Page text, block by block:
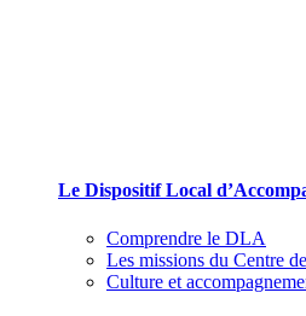
Le Dispositif Local
Comprendre le DLA
Les missions du Centre
Culture et